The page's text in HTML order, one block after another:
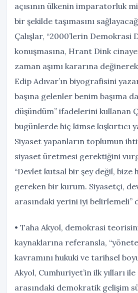
açısının ülkenin imparatorluk
bir şekilde taşımasını
Çalışlar, “2000’lerin Demokrasi
konuşmasına, Hrant Dink
zaman aşımı kararına
Edip Adıvar’ın biyografisini
başına gelenler benim başıma
düşündüm” ifadelerini kullanan
bugünlerde hiç kimse kışkırtıcı
Siyaset yapanların toplumun
siyaset üretmesi gerektiğini
“Devlet kutsal bir şey değil, bize
gereken bir kurum. Siyasetçi,
arasındaki yerini iyi belirlemeli”
• Taha Akyol, demokrasi
kaynaklarına referansla,
kavramını hukuki ve tarihsel
Akyol, Cumhuriyet’in ilk yılları
arasındaki demokratik gelişim